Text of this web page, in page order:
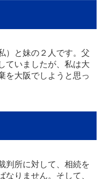
）と妹の２人です。父
ていましたが、私は大
を大阪でしようと思っ
判所に対して、相続を
なりません。そして、